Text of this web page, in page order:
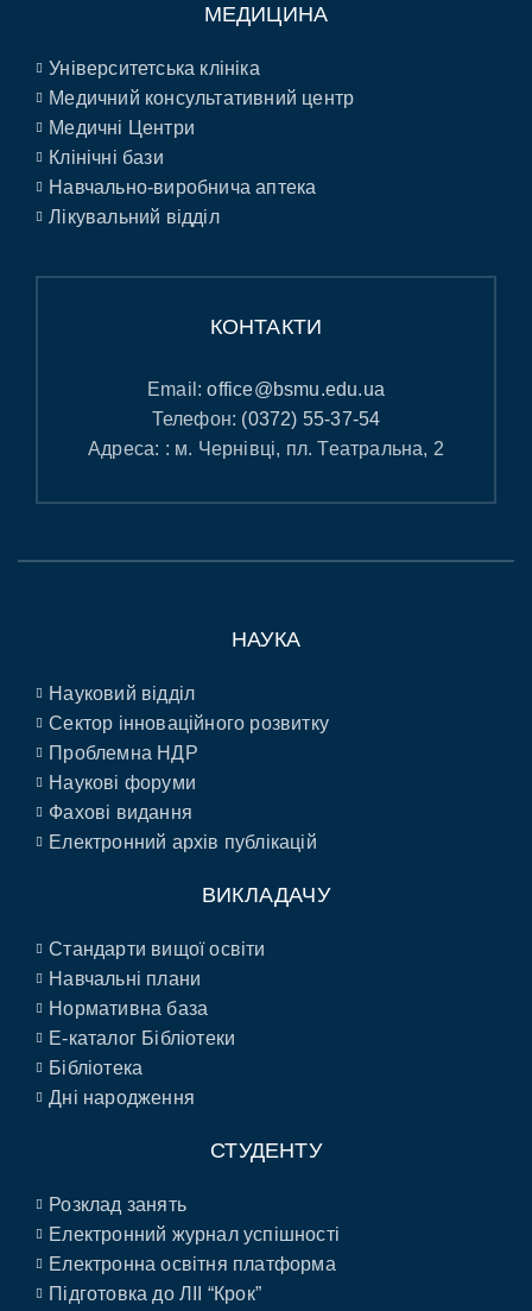
МЕДИЦИНА
Університетська клініка
Медичний консультативний центр
Медичні Центри
Клінічні бази
Навчально-виробнича аптека
Лікувальний відділ
КОНТАКТИ
Email:office@bsmu.edu.ua
Телефон: (0372) 55-37-54
Адреса: : м. Чернівці, пл. Театральна, 2
НАУКА
Науковий відділ
Сектор інноваційного розвитку
Проблемна НДР
Наукові форуми
Фахові видання
Електронний архів публікацій
ВИКЛАДАЧУ
Стандарти вищої освіти
Навчальні плани
Нормативна база
E-каталог Бібліотеки
Бібліотека
Дні народження
СТУДЕНТУ
Розклад занять
Електронний журнал успішності
Електронна освітня платформа
Підготовка до ЛІІ “Крок”